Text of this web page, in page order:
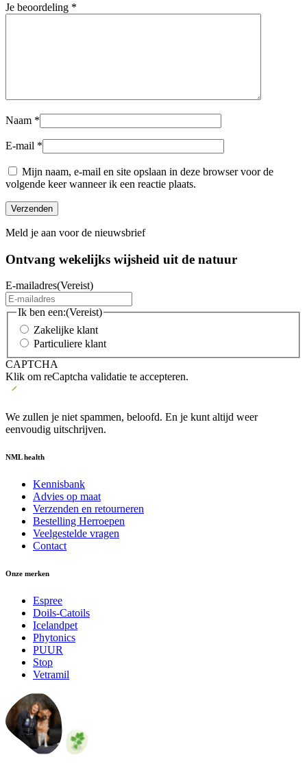
Je beoordeling *
Naam *
E-mail *
Mijn naam, e-mail en site opslaan in deze browser voor de
volgende keer wanneer ik een reactie plaats.
Meld je aan voor de nieuwsbrief
Ontvang wekelijks wijsheid uit de natuur
E-mailadres(Vereist)
Ik ben een:(Vereist)
Zakelijke klant
Particuliere klant
CAPTCHA
Klik om reCaptcha validatie te accepteren.
We zullen je niet spammen, beloofd. En je kunt altijd weer
eenvoudig uitschrijven.
NML health
Kennisbank
Advies op maat
Verzenden en retourneren
Bestelling Herroepen
Veelgestelde vragen
Contact
Onze merken
Espree
Doils-Catoils
Icelandpet
Phytonics
PUUR
Stop
Vetramil